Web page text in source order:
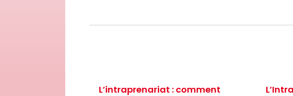
L’intraprenariat : comment